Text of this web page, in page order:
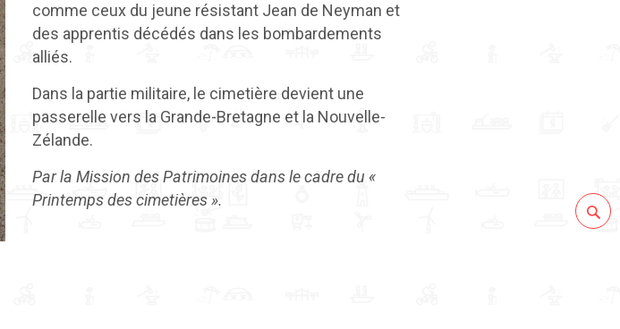
comme ceux du jeune résistant Jean de Neyman et
des apprentis décédés dans les bombardements
alliés.
Dans la partie militaire, le cimetière devient une
passerelle vers la Grande-Bretagne et la Nouvelle-
Zélande.
Par la Mission des Patrimoines dans le cadre du «
Printemps des cimetières ».